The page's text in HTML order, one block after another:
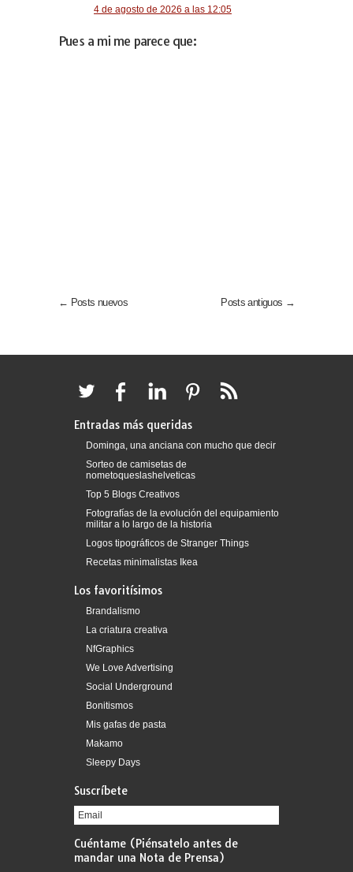
4 de agosto de 2026 a las 12:05
Pues a mi me parece que:
← Posts nuevos Posts antiguos →
Entradas más queridas
Dominga, una anciana con mucho que decir
Sorteo de camisetas de
nometoqueslashelveticas
Top 5 Blogs Creativos
Fotografías de la evolución del equipamiento
militar a lo largo de la historia
Logos tipográficos de Stranger Things
Recetas minimalistas Ikea
Los favoritísimos
Brandalismo
La criatura creativa
NfGraphics
We Love Advertising
Social Underground
Bonitismos
Mis gafas de pasta
Makamo
Sleepy Days
Suscríbete
Cuéntame (Piénsatelo antes de
mandar una Nota de Prensa)